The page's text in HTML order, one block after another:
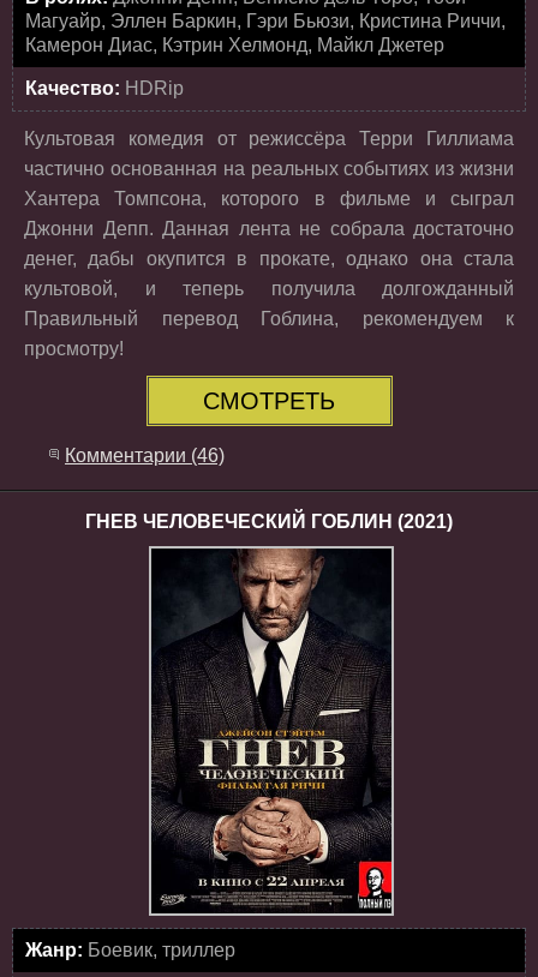
Магуайр, Эллен Баркин, Гэри Бьюзи, Кристина Риччи,
Камерон Диас, Кэтрин Хелмонд, Майкл Джетер
Качество: HDRip
Культовая комедия от режиссёра Терри Гиллиама
частично основанная на реальных событиях из жизни
Хантера Томпсона, которого в фильме и сыграл
Джонни Депп. Данная лента не собрала достаточно
денег, дабы окупится в прокате, однако она стала
культовой, и теперь получила долгожданный
Правильный перевод Гоблина, рекомендуем к
просмотру!
СМОТРЕТЬ
Комментарии (46)
ГНЕВ ЧЕЛОВЕЧЕСКИЙ ГОБЛИН (2021)
Жанр: Боевик, триллер